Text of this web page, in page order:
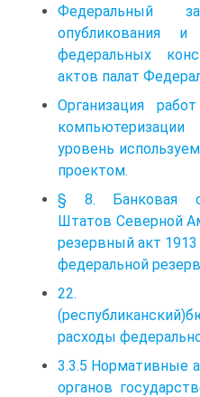
Федеральный
опубликования
федеральных
актов палат
Организация
уровень
проектом.
§ 8. Банковая
Штатов Северной
резервный акт
федеральной
22.
расходы
3.3.5 Нормативные
органов